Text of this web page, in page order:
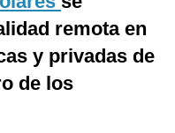
remota en
y privadas de
de los